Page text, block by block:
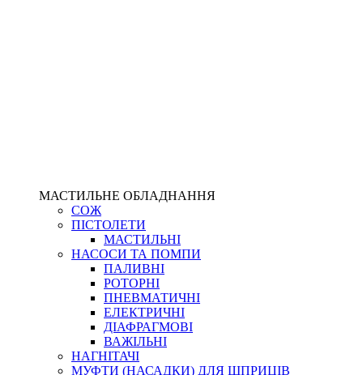
МАСТИЛЬНЕ ОБЛАДНАННЯ
СОЖ
ПІСТОЛЕТИ
МАСТИЛЬНІ
НАСОСИ ТА ПОМПИ
ПАЛИВНІ
РОТОРНІ
ПНЕВМАТИЧНІ
ЕЛЕКТРИЧНІ
ДІАФРАГМОВІ
ВАЖІЛЬНІ
НАГНІТАЧІ
МУФТИ (НАСАДКИ) ДЛЯ ШПРИЦІВ